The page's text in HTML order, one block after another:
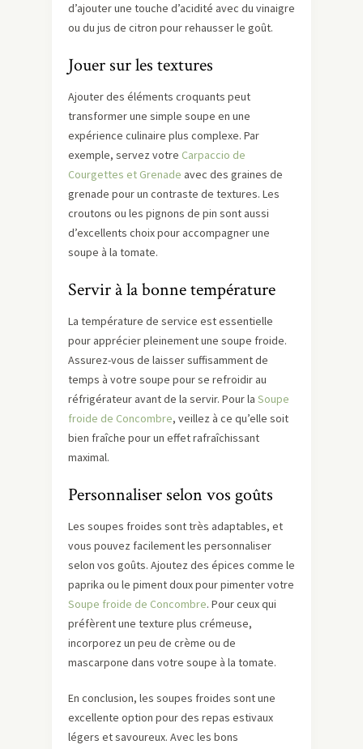
d’ajouter une touche d’acidité avec du vinaigre
ou du jus de citron pour rehausser le goût.
Jouer sur les textures
Ajouter des éléments croquants peut
transformer une simple soupe en une
expérience culinaire plus complexe. Par
exemple, servez votre Carpaccio de
Courgettes et Grenade avec des graines de
grenade pour un contraste de textures. Les
croutons ou les pignons de pin sont aussi
d’excellents choix pour accompagner une
soupe à la tomate.
Servir à la bonne température
La température de service est essentielle
pour apprécier pleinement une soupe froide.
Assurez-vous de laisser suffisamment de
temps à votre soupe pour se refroidir au
réfrigérateur avant de la servir. Pour la Soupe
froide de Concombre, veillez à ce qu’elle soit
bien fraîche pour un effet rafraîchissant
maximal.
Personnaliser selon vos goûts
Les soupes froides sont très adaptables, et
vous pouvez facilement les personnaliser
selon vos goûts. Ajoutez des épices comme le
paprika ou le piment doux pour pimenter votre
Soupe froide de Concombre. Pour ceux qui
préfèrent une texture plus crémeuse,
incorporez un peu de crème ou de
mascarpone dans votre soupe à la tomate.
En conclusion, les soupes froides sont une
excellente option pour des repas estivaux
légers et savoureux. Avec les bons